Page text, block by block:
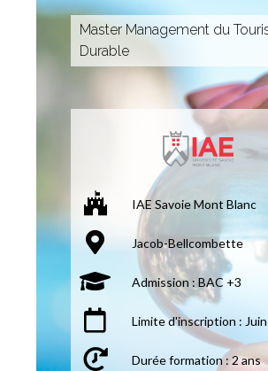
Master Management du
Durable
IAE Savoie Mont Blanc
Jacob-Bellcombette
Admission : BAC +3
Limite d'inscription : Juin
Durée formation : 2 ans